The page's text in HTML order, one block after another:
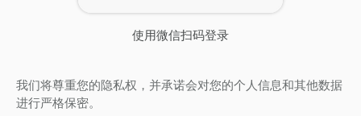
使用微信扫码登录
我们将尊重您的隐私权，并承诺会对您的个人信息和其他数据
进行严格保密。